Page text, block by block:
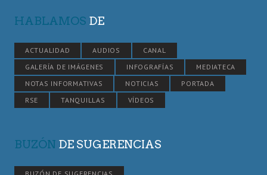
HABLAMOS DE
ACTUALIDAD AUDIOS
CANAL
GALERÍA DE IMÁGENES
INFOGRAFÍAS
MEDIATECA
NOTAS INFORMATIVAS
NOTICIAS
PORTADA
RSE
TANQUILLAS VÍDEOS
BUZÓN DE SUGERENCIAS